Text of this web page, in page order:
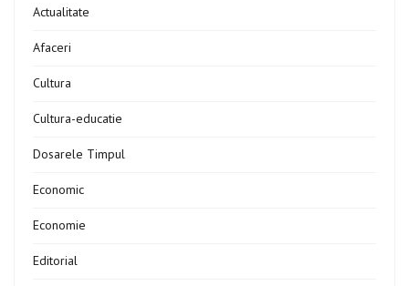
Actualitate
Afaceri
Cultura
Cultura-educatie
Dosarele Timpul
Economic
Economie
Editorial